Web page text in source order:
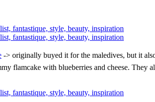
-> originally buyed it for the maledives, but it
flamcake with blueberries and cheese. They